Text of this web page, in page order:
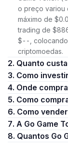
o preço variou
máximo de
trading de
$--,
criptomoedas.
2. Quanto
3. Como
4. Onde
5. Como
6. Como
7. A Go
8. Quantos